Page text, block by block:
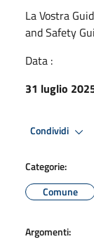
La Vostra
and Safety
Data :
31 luglio
Condividi
Categorie:
Comune
Argomenti: